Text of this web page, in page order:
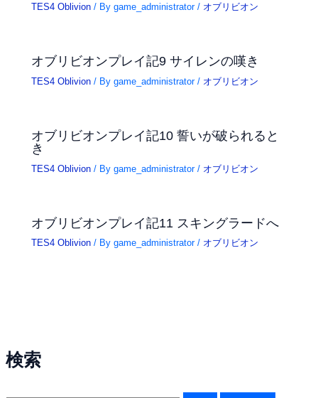
検索
TES4 Oblivion / Bygame_administrator/ オブリビオン
オブリビオンプレイ記9 サイレンの嘆き
TES4 Oblivion / Bygame_administrator/ オブリビオン
オブリビオンプレイ記10 誓いが破られると
き
TES4 Oblivion / Bygame_administrator/ オブリビオン
オブリビオンプレイ記11 スキングラードへ
TES4 Oblivion / Bygame_administrator/ オブリビオン